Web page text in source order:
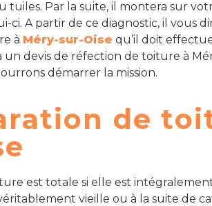
tuiles. Par la suite, il montera sur
ci. A partir de ce diagnostic, il vous
à Méry-sur-Oise qu’il doit
un devis de réfection de toiture à
démarrer la mission.
de
est totale si elle est
vieille ou à la suite de